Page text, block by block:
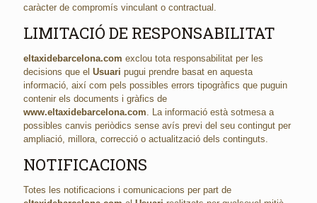
caràcter de compromís vinculant o contractual.
LIMITACIÓ DE RESPONSABILITAT
eltaxidebarcelona.com exclou tota responsabilitat per les
decisions que el Usuari pugui prendre basat en aquesta
informació, així com pels possibles errors tipogràfics que puguin
contenir els documents i gràfics de
www.eltaxidebarcelona.com. La informació està sotmesa a
possibles canvis periòdics sense avís previ del seu contingut per
ampliació, millora, correcció o actualització dels continguts.
NOTIFICACIONS
Totes les notificacions i comunicacions per part de